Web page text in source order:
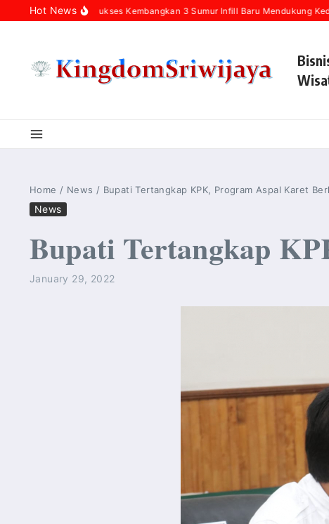
Skip to content
Hot News
Zona 4 Sukses Kembangkan 3 Sumur Infill Baru Mendukung Kedaulatan
Home / News / Bupati Tertangkap KPK, Program Aspal Karet
News
Bupati Tertangkap
January 29, 2022